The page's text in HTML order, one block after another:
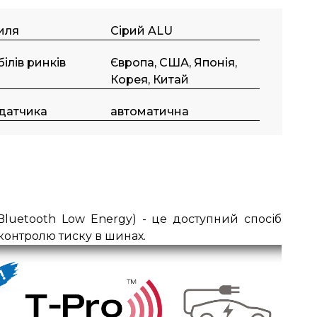
Сірий ALU
ринків
Європа, США, Японія,
Корея, Китай
автоматична
Low Energy) - це доступний спосіб
тиску в шинах.